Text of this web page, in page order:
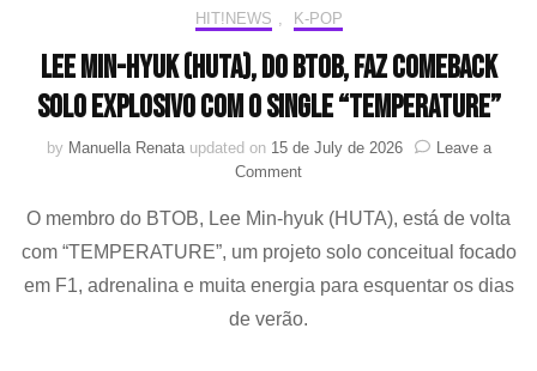
HIT!NEWS K-POP
Lee Min-hyuk (HUTA), do BTOB, faz comeback
solo explosivo com o single “TEMPERATURE”
by Manuella Renata updated on 15 de July de 2026
Leave a
Commenton
Min-
hyuk
do
BTOB,
O membro do BTOB, Lee Min-hyuk (HUTA), está de volta
com “TEMPERATURE”, um projeto solo conceitual focado
em F1, adrenalina e muita energia para esquentar os dias
de verão.